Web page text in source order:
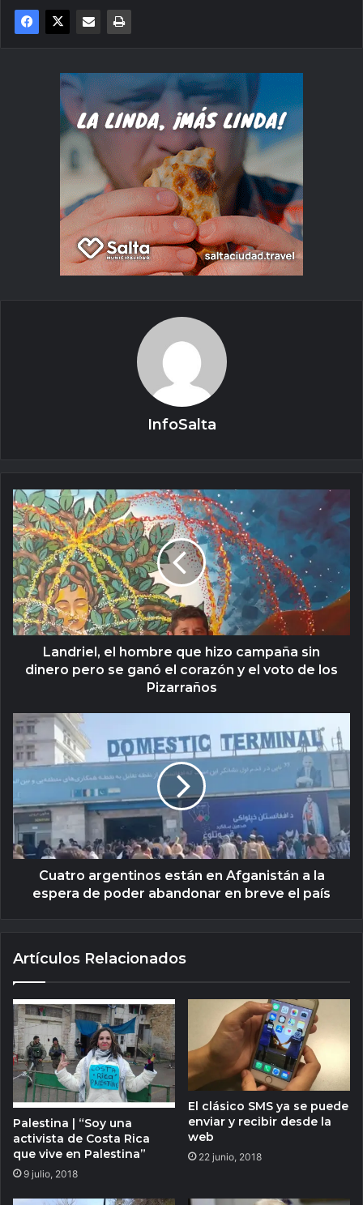
InfoSalta
Landriel, el hombre que hizo campaña sin
dinero pero se ganó el corazón y el voto de los
Pizarraños
Cuatro argentinos están en Afganistán a la
espera de poder abandonar en breve el país
Artículos Relacionados
Palestina | “Soy una
activista de Costa Rica
que vive en Palestina”
9 julio, 2018
El clásico SMS ya se puede
enviar y recibir desde la
web
22 junio, 2018